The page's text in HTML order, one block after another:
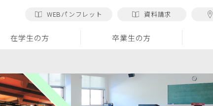
WEBパンフレット 資料請求
在学生の方 卒業生の方